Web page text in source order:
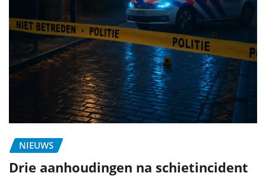
NIEUWS
Drie aanhoudingen na schietincident